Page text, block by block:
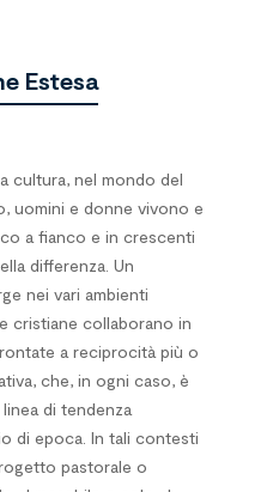
Estesa
cultura, nel mondo del
uomini e donne vivono e
a fianco e in crescenti
differenza. Un
nei vari ambienti
cristiane collaborano in
a reciprocità più o
che, in ogni caso, è
di tendenza
di epoca. In tali contesti
pastorale o